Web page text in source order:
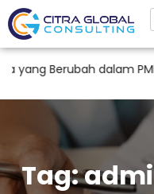
Berubah dalam PMK
Tag: